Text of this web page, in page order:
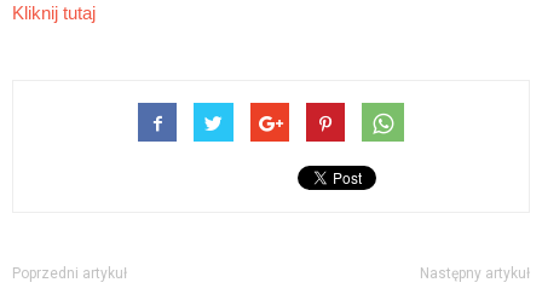
Kliknij tutaj
Poprzedni artykuł Następny artykuł